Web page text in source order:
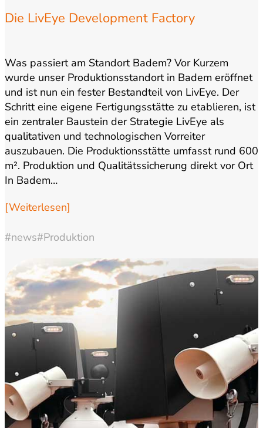
Die LivEye Development Factory
Was passiert am Standort Badem? Vor Kurzem
wurde unser Produktionsstandort in Badem eröffnet
und ist nun ein fester Bestandteil von LivEye. Der
Schritt eine eigene Fertigungsstätte zu etablieren, ist
ein zentraler Baustein der Strategie LivEye als
qualitativen und technologischen Vorreiter
auszubauen. Die Produktionsstätte umfasst rund 600
m². Produktion und Qualitätssicherung direkt vor Ort
In Badem…
[Weiterlesen]
#news#Produktion